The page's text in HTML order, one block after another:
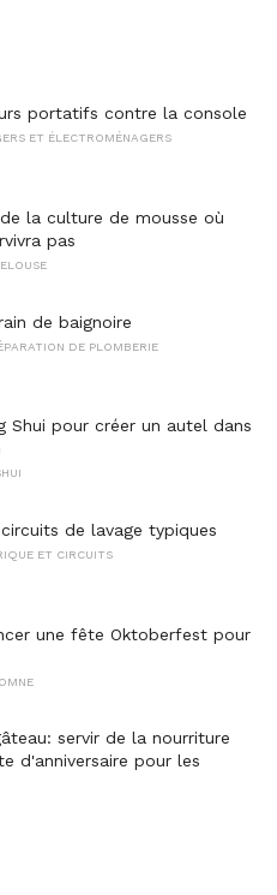
portatifs contre la console
ET ÉLECTROMÉNAGERS
la culture de mousse où
pas
de baignoire
DE PLOMBERIE
Shui pour créer un autel dans
de lavage typiques
ET CIRCUITS
une fête Oktoberfest pour
servir de la nourriture
d'anniversaire pour les